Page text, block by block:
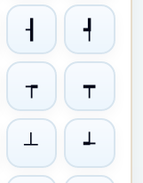
┨ ┩
┮ ┯
┴ ┵